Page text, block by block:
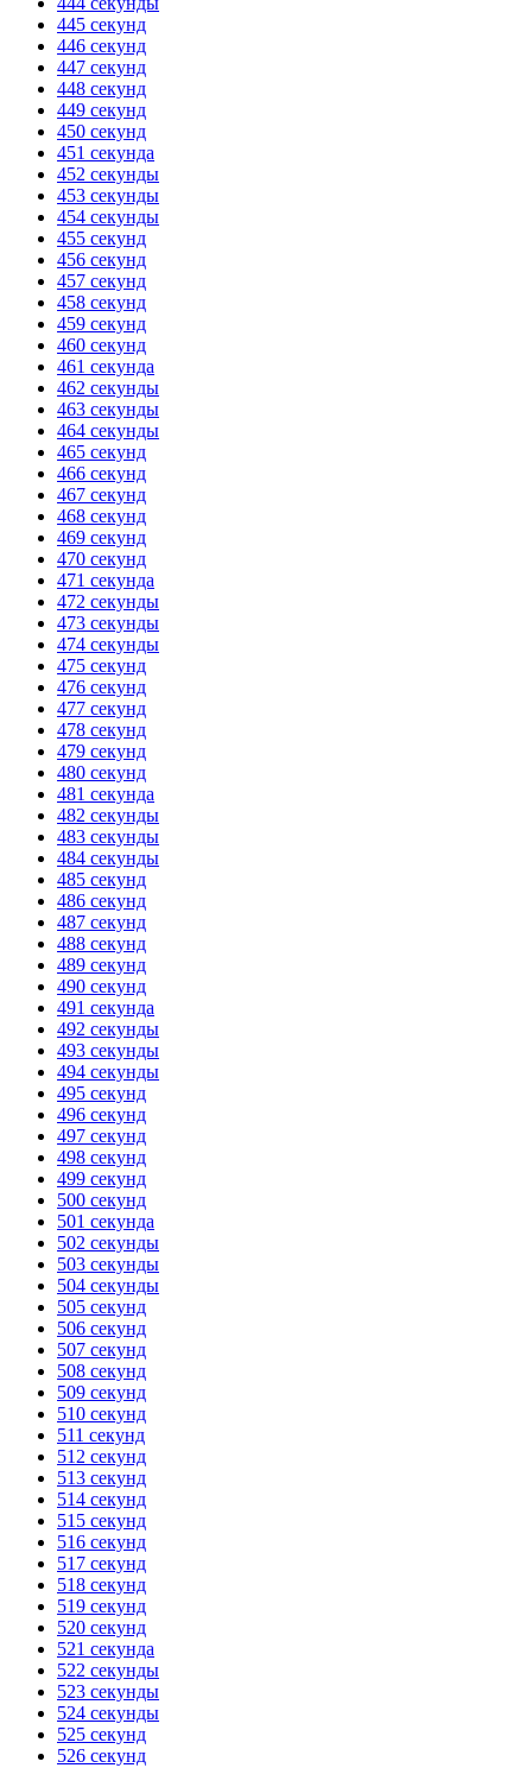
445 секунд
446 секунд
447 секунд
448 секунд
449 секунд
450 секунд
451 секунда
452 секунды
453 секунды
454 секунды
455 секунд
456 секунд
457 секунд
458 секунд
459 секунд
460 секунд
461 секунда
462 секунды
463 секунды
464 секунды
465 секунд
466 секунд
467 секунд
468 секунд
469 секунд
470 секунд
471 секунда
472 секунды
473 секунды
474 секунды
475 секунд
476 секунд
477 секунд
478 секунд
479 секунд
480 секунд
481 секунда
482 секунды
483 секунды
484 секунды
485 секунд
486 секунд
487 секунд
488 секунд
489 секунд
490 секунд
491 секунда
492 секунды
493 секунды
494 секунды
495 секунд
496 секунд
497 секунд
498 секунд
499 секунд
500 секунд
501 секунда
502 секунды
503 секунды
504 секунды
505 секунд
506 секунд
507 секунд
508 секунд
509 секунд
510 секунд
511 секунд
512 секунд
513 секунд
514 секунд
515 секунд
516 секунд
517 секунд
518 секунд
519 секунд
520 секунд
521 секунда
522 секунды
523 секунды
524 секунды
525 секунд
526 секунд